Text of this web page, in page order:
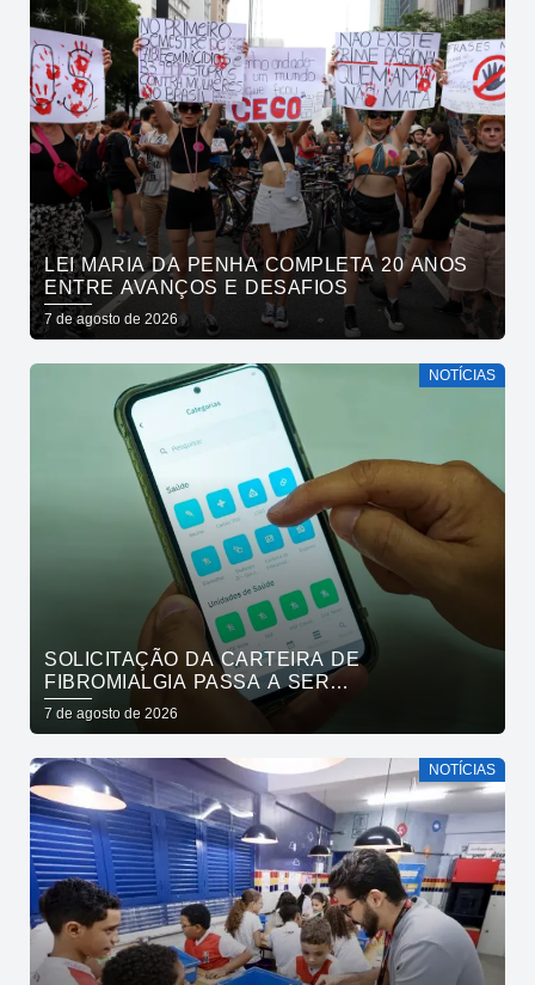
LEI MARIA DA PENHA COMPLETA 20 ANOS
ENTRE AVANÇOS E DESAFIOS
7 de agosto de 2026
NOTÍCIAS
SOLICITAÇÃO DA CARTEIRA DE
FIBROMIALGIA PASSA A SER
EXCLUSIVAMENTE PELO APLICATIVO JOÃO
PESSOA NA PALMA DA MÃO
7 de agosto de 2026
NOTÍCIAS